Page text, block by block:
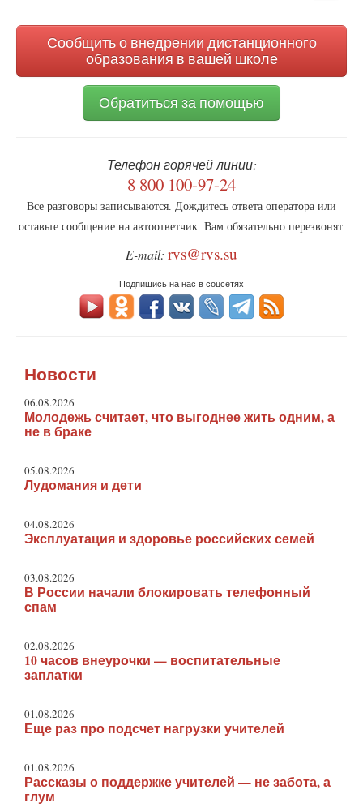
Сообщить о внедрении дистанционного
образования в вашей школе
Обратиться за помощью
Телефон горячей линии:
8 800 100-97-24
Все разговоры записываются. Дождитесь ответа оператора или
оставьте сообщение на автоответчик. Вам обязательно перезвонят.
E-mail: rvs@rvs.su
Подпишись на нас в соцсетях
Новости
06.08.2026
Молодежь считает, что выгоднее жить одним, а
не в браке
05.08.2026
Лудомания и дети
04.08.2026
Эксплуатация и здоровье российских семей
03.08.2026
В России начали блокировать телефонный
спам
02.08.2026
10 часов внеурочки — воспитательные
заплатки
01.08.2026
Еще раз про подсчет нагрузки учителей
01.08.2026
Рассказы о поддержке учителей — не забота, а
глум